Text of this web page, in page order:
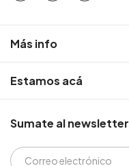
Más info
Estamos acá
Sumate al newsletter